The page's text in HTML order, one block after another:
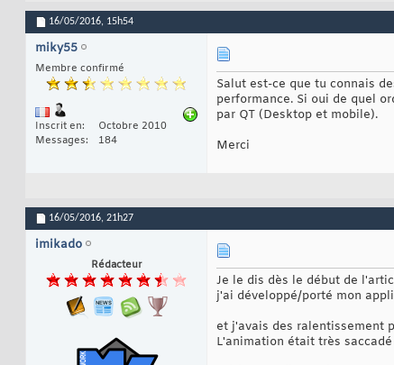
16/05/2016, 15h54
miky55
Membre confirmé
Inscrit en
Octobre 2010
Messages
184
Salut est-ce que tu connais
performance. Si oui de quel
par QT (Desktop et mobile).
Merci
16/05/2016, 21h27
imikado
Rédacteur
Je le dis dès le début de
j'ai développé/porté mon
et j'avais des ralentissement
L'animation était très saccadé